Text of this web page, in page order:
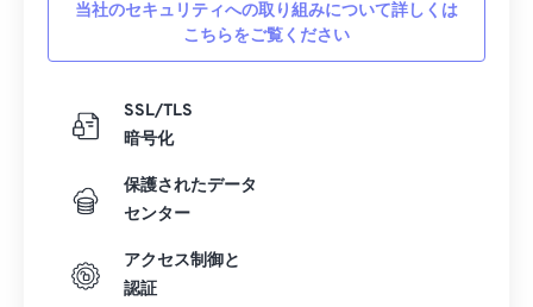
当社のセキュリティへの取り組みについて詳しくは
こちらをご覧ください
SSL/TLS
暗号化
保護されたデータ
センター
アクセス制御と
認証